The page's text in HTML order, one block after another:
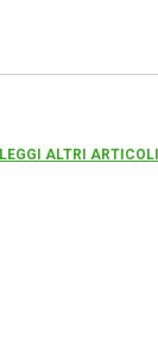
LEGGI ALTRI